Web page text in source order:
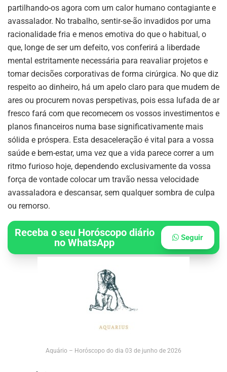
partilhando-os agora com um calor humano contagiante e
avassalador. No trabalho, sentir-se-ão invadidos por uma
racionalidade fria e menos emotiva do que o habitual, o
que, longe de ser um defeito, vos conferirá a liberdade
mental estritamente necessária para reavaliar projetos e
tomar decisões corporativas de forma cirúrgica. No que diz
respeito ao dinheiro, há um apelo claro para que mudem de
ares ou procurem novas perspetivas, pois essa lufada de ar
fresco fará com que recomecem os vossos investimentos e
planos financeiros numa base significativamente mais
sólida e próspera. Esta desaceleração é vital para a vossa
saúde e bem-estar, uma vez que a vida parece correr a um
ritmo furioso hoje, dependendo exclusivamente da vossa
força de vontade colocar um travão nessa velocidade
avassaladora e descansar, sem qualquer sombra de culpa
ou remorso.
Receba o seu Horóscopo diário
no WhatsApp
Seguir
Aquário – Horóscopo do dia 03 de junho de 2026